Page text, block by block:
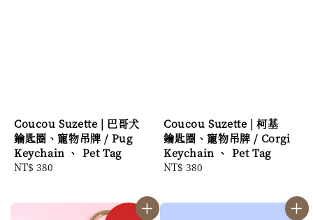
Coucou Suzette | 巴哥犬
鑰匙圈、寵物吊牌 / Pug
Keychain 、 Pet Tag
Regular
NT$ 380
Coucou Suzette | 柯基
鑰匙圈、寵物吊牌 / Corgi
Keychain 、 Pet Tag
Regular
NT$ 380